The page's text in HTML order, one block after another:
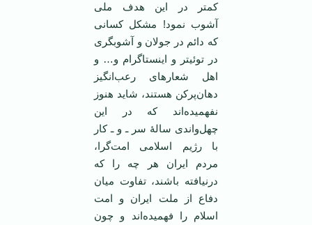
کمتر در این هدف ملی
آشوب نمود! مشکل کسانی
که دائم در جولان و آشوبگری
در توئیتر و اینستاگرام و… و
اهل شعارهای رعب‌انگیز
دهان‌پرکن هستند، شاید هنوز
نفهمیده‌اند که در این
چهل‌واندی سالۀ سر ـ و ـ کار
با رژیم اسلامی امت‌گرا،
مردم ایران هر چه را که
درنیافته باشند، تفاوت میان
دفاع از ملت ایران و امت
اسلام را فهمیده‌اند و چون